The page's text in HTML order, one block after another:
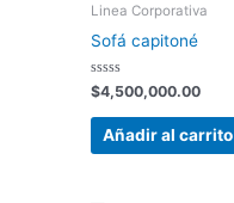
Linea Corporativa
Sofá capitoné
Valorado
con
0
$4,500,000.00
Añadir al carrito